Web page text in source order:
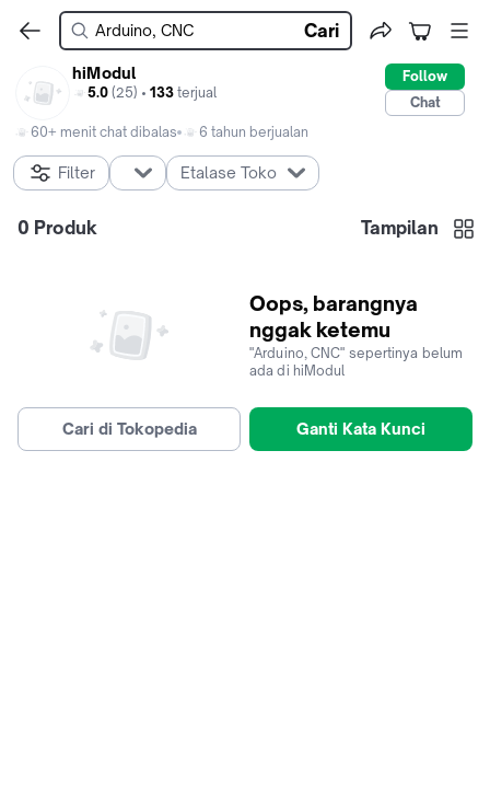
Cari
hiModul
5.0 (25) • 133 terjual
Follow
Chat
60+ menit chat dibalas
6 tahun berjualan
Filter Etalase Toko
0 Produk Tampilan
Oops, barangnya
nggak ketemu
"Arduino, CNC" sepertinya belum
ada di hiModul
Cari di Tokopedia Ganti Kata Kunci